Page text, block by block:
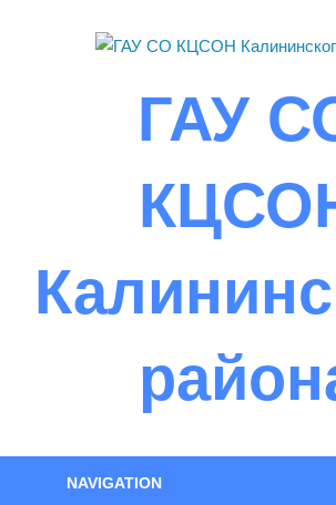
ГАУ
NAVIGATION